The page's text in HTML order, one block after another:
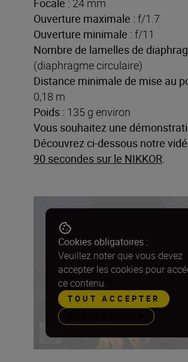
Focale : 24 mm
Ouverture maximale : f/1.7
Ouverture minimale : f/11
Nombre de lamelles de
(diaphragme circulaire)
Distance minimale de mise au
0,18 m
Poids : 135 g environ
Vous souhaitez une
Découvrez ci-dessous notre
90 secondes sur le NIKKOR.
Cookies obligatoires :
Veuillez noter que vous devez
accepter les cookies pour
ce contenu.
TOUT ACCEPTER